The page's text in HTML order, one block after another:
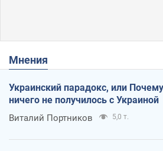
Мнения
Украинский парадокс, или
ничего не получилось с Украиной
Виталий Портников 5,0 т.